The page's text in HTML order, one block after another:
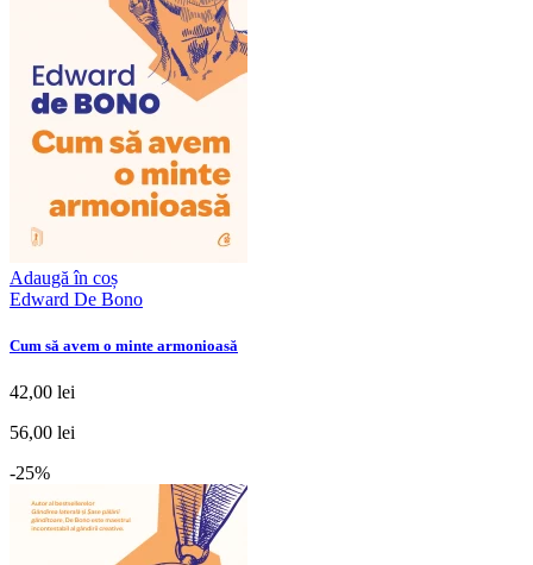
Adaugă în coș
Edward De Bono
Cum să avem o minte armonioasă
42,00 lei
56,00 lei
-25%